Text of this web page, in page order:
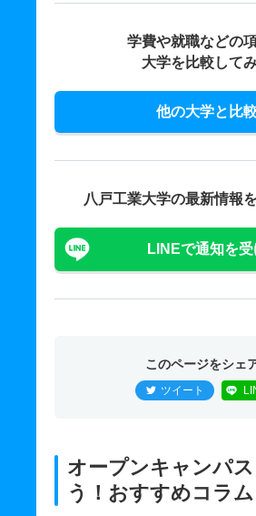
学費や就職などの
大学を比較して
他の大学と比
八戸工業大学の最新情報
LINEで通知を
このページをシェ
ツイート
オープンキャンパ
う！おすすめコラム